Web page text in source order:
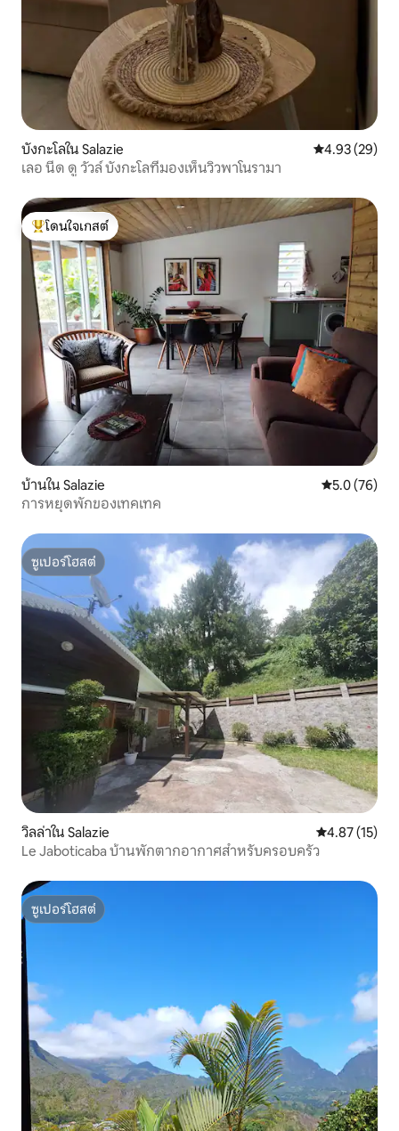
บังกะโลใน Salazie คะแนนเฉลี่ย
4.93 (29)
เลอ นีด ดู วัวล์ บังกะโลที่มองเห็นวิวพาโนรามา
โดนใจเกสต์ที่สุด
โดนใจเกสต์
บ้านใน Salazie คะแนนเฉลี่ย
5.0 (76)
การหยุดพักของเทคเทค
ซูเปอร์โฮสต์
ซูเปอร์โฮสต์
วิลล่าใน Salazie คะแนนเฉลี่ย
4.87 (15)
Le Jaboticaba บ้านพักตากอากาศสำหรับครอบครัว
ซูเปอร์โฮสต์
ซูเปอร์โฮสต์